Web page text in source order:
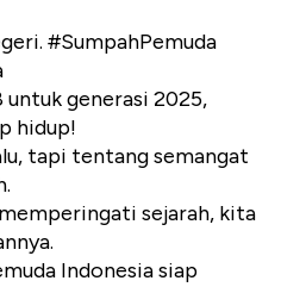
#SumpahPemuda
untuk generasi 2025,
hidup!
tapi tentang semangat
sejarah, kita
Indonesia siap